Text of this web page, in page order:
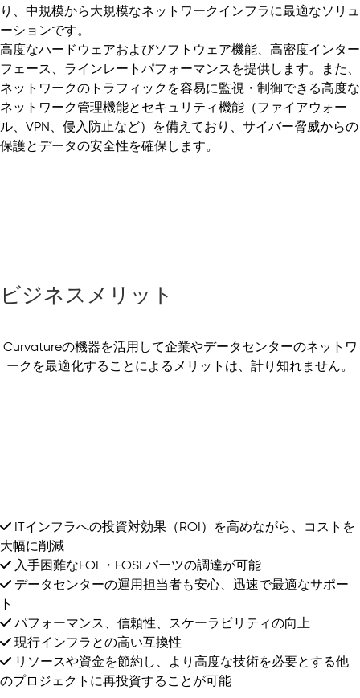
り、中規模から大規模なネットワークインフラに最適なソリュ
ーションです。
高度なハードウェアおよびソフトウェア機能、高密度インター
フェース、ラインレートパフォーマンスを提供します。また、
ネットワークのトラフィックを容易に監視・制御できる高度な
ネットワーク管理機能とセキュリティ機能（ファイアウォー
ル、VPN、侵入防止など）を備えており、サイバー脅威からの
保護とデータの安全性を確保します。
ビジネスメリット
Curvatureの機器を活用して企業やデータセンターのネットワ
ークを最適化することによるメリットは、計り知れません。
ITインフラへの投資対効果（ROI）を高めながら、コストを
大幅に削減
入手困難なEOL・EOSLパーツの調達が可能
データセンターの運用担当者も安心、迅速で最適なサポー
ト
パフォーマンス、信頼性、スケーラビリティの向上
現行インフラとの高い互換性
リソースや資金を節約し、より高度な技術を必要とする他
のプロジェクトに再投資することが可能